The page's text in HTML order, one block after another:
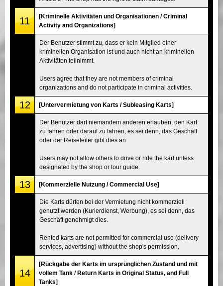
11
[Kriminelle Aktivitäten und Organisationen / Criminal
Activity and Organizations]
Der Benutzer stimmt zu, dass er kein Mitglied einer
kriminellen Organisation ist und auch nicht an kriminellen
Aktivitäten teilnimmt.
Users agree that they are not members of criminal
organizations and do not participate in criminal activities.
12 [Untervermietung von Karts / Subleasing Karts]
Der Benutzer darf niemandem anderen erlauben, den Kart
zu fahren oder darauf zu fahren, es sei denn, das Geschäft
oder der Reiseleiter gibt dies an.
Users may not allow others to drive or ride the kart unless
designated by the shop or tour guide.
13 [Kommerzielle Nutzung / Commercial Use]
Die Karts dürfen bei der Vermietung nicht kommerziell
genutzt werden (Kurierdienst, Werbung), es sei denn, das
Geschäft genehmigt dies.
Rented karts are not permitted for commercial use (delivery
services, advertising) without the shop's permission.
14
[Rückgabe der Karts im ursprünglichen Zustand und mit
vollem Tank / Return Karts in Original Status, and Full
Tanks]